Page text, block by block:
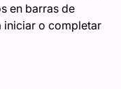
en barras de
iniciar o completar